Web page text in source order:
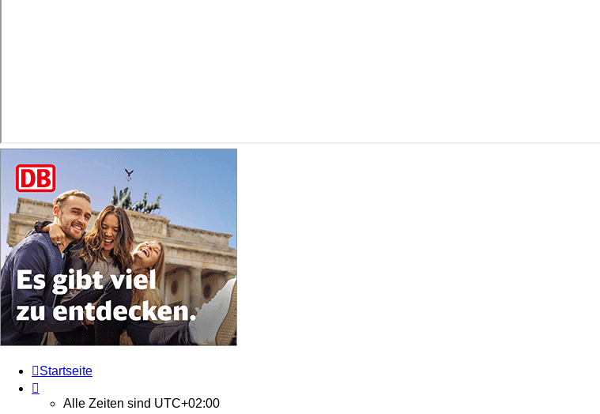
Startseite
Alle Zeiten sind UTC+02:00